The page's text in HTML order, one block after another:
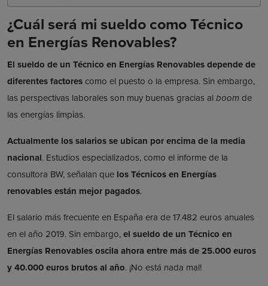
¿Cuál será mi sueldo como Técnico
en Energías Renovables?
El sueldo de un Técnico en Energías Renovables depende de
diferentes factorescomo el puesto o la empresa. Sin embargo,
las perspectivas laborales son muy buenas gracias alboomde
las energías limpias.
Actualmente los salarios se ubican por encima de la media
nacional. Estudios especializados, como el informe de la
consultora BW, señalan que los Técnicos en Energías
renovables están mejor pagados.
El salario más frecuente en España era de 17.482 euros anuales
en el año 2019. Sin embargo,el sueldo de un Técnico en
Energías Renovables oscila ahora entre más de 25.000 euros
y 40.000 euros brutos al año. ¡No está nada mal!